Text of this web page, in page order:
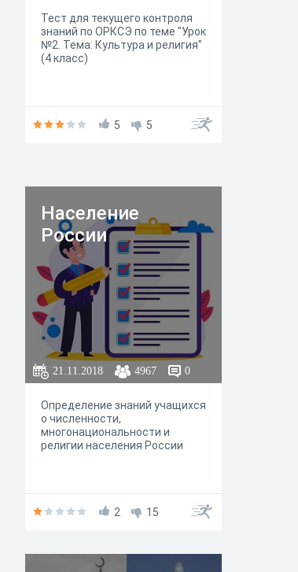
Тест для текущего контроля
знаний по ОРКСЭ по теме "Урок
№2. Тема: Культура и религия"
(4 класс)
5 5
Население
России
21.11.2018 4967 0
Определение знаний учащихся
о численности,
многонациональности и
религии населения России
2 15